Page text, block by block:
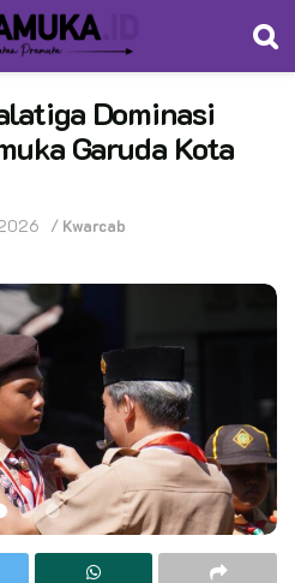
Dominasi
Garuda Kota
/ Kwarcab